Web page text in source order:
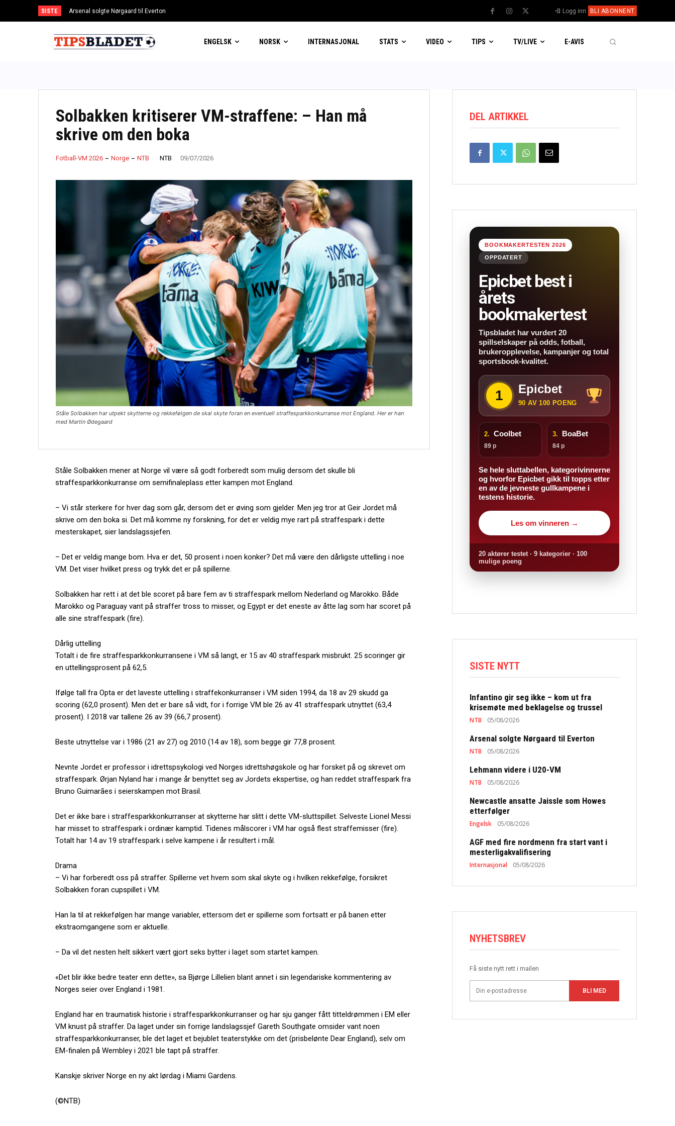
SISTE Arsenal solgte Nørgaard til Everton Logg inn BLI ABONNENT
ENGELSK NORSK INTERNASJONAL STATS VIDEO TIPS TV/LIVE E-AVIS
Solbakken kritiserer VM-straffene: – Han må
skrive om den boka
Fotball-VM 2026 Norge NTB NTB 09/07/2026
Ståle Solbakken har utpekt skytterne og rekkefølgen de skal skyte foran en eventuell straffesparkkonkurranse mot England. Her er han
med Martin Ødegaard
Ståle Solbakken mener at Norge vil være så godt forberedt som mulig dersom det skulle bli
straffesparkkonkurranse om semifinaleplass etter kampen mot England.
– Vi står sterkere for hver dag som går, dersom det er øving som gjelder. Men jeg tror at Geir Jordet må
skrive om den boka si. Det må komme ny forskning, for det er veldig mye rart på straffespark i dette
mesterskapet, sier landslagssjefen.
– Det er veldig mange bom. Hva er det, 50 prosent i noen konker? Det må være den dårligste uttelling i noe
VM. Det viser hvilket press og trykk det er på spillerne.
Solbakken har rett i at det ble scoret på bare fem av ti straffespark mellom Nederland og Marokko. Både
Marokko og Paraguay vant på straffer tross to misser, og Egypt er det eneste av åtte lag som har scoret på
alle sine straffespark (fire).
Dårlig uttelling
Totalt i de fire straffesparkkonkurransene i VM så langt, er 15 av 40 straffespark misbrukt. 25 scoringer gir
en uttellingsprosent på 62,5.
Ifølge tall fra Opta er det laveste uttelling i straffekonkurranser i VM siden 1994, da 18 av 29 skudd ga
scoring (62,0 prosent). Men det er bare så vidt, for i forrige VM ble 26 av 41 straffespark utnyttet (63,4
prosent). I 2018 var tallene 26 av 39 (66,7 prosent).
Beste utnyttelse var i 1986 (21 av 27) og 2010 (14 av 18), som begge gir 77,8 prosent.
Nevnte Jordet er professor i idrettspsykologi ved Norges idrettshøgskole og har forsket på og skrevet om
straffespark. Ørjan Nyland har i mange år benyttet seg av Jordets ekspertise, og han reddet straffespark fra
Bruno Guimarães i seierskampen mot Brasil.
Det er ikke bare i straffesparkkonkurranser at skytterne har slitt i dette VM-sluttspillet. Selveste Lionel Messi
har misset to straffespark i ordinær kamptid. Tidenes målscorer i VM har også flest straffemisser (fire).
Totalt har 14 av 19 straffespark i selve kampene i år resultert i mål.
Drama
– Vi har forberedt oss på straffer. Spillerne vet hvem som skal skyte og i hvilken rekkefølge, forsikret
Solbakken foran cupspillet i VM.
Han la til at rekkefølgen har mange variabler, ettersom det er spillerne som fortsatt er på banen etter
ekstraomgangene som er aktuelle.
– Da vil det nesten helt sikkert vært gjort seks bytter i laget som startet kampen.
«Det blir ikke bedre teater enn dette», sa Bjørge Lillelien blant annet i sin legendariske kommentering av
Norges seier over England i 1981.
England har en traumatisk historie i straffesparkkonkurranser og har sju ganger fått titteldrømmen i EM eller
VM knust på straffer. Da laget under sin forrige landslagssjef Gareth Southgate omsider vant noen
straffesparkkonkurranser, ble det laget et bejublet teaterstykke om det (prisbelønte Dear England), selv om
EM-finalen på Wembley i 2021 ble tapt på straffer.
Kanskje skriver Norge en ny akt lørdag i Miami Gardens.
(©NTB)
DEL ARTIKKEL
BOOKMAKERTESTEN 2026
OPPDATERT
Epicbet best i
årets
bookmakertest
Tipsbladet har vurdert 20
spillselskaper på odds, fotball,
brukeropplevelse, kampanjer og total
sportsbook-kvalitet.
1 Epicbet
90 AV 100 POENG
2. Coolbet
89 p
3. BoaBet
84 p
Se hele sluttabellen, kategorivinnerne
og hvorfor Epicbet gikk til topps etter
en av de jevneste gullkampene i
testens historie.
Les om vinneren →
20 aktører testet · 9 kategorier · 100
mulige poeng
SISTE NYTT
Infantino gir seg ikke – kom ut fra
krisemøte med beklagelse og trussel
NTB 05/08/2026
Arsenal solgte Nørgaard til Everton
NTB 05/08/2026
Lehmann videre i U20-VM
NTB 05/08/2026
Newcastle ansatte Jaissle som Howes
etterfølger
Engelsk 05/08/2026
AGF med fire nordmenn fra start vant i
mesterligakvalifisering
Internasjonal 05/08/2026
NYHETSBREV
Få siste nytt rett i mailen
BLI MED